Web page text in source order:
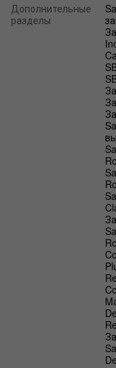
Дополнительные
разделы